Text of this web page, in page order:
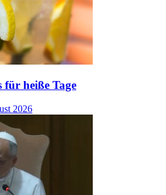
heiße Tage
2026